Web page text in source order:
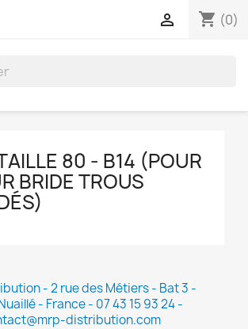
shopping_cart (0)

80 - B14 (POUR
BRIDE TROUS
- 2 rue des Métiers - Bat 3 -
- France - 07 43 15 93 24 -
distribution.com